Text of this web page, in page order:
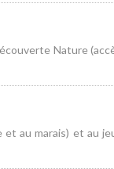
Nature
au marais) et au